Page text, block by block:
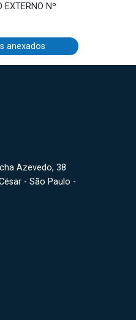
EXTERNO Nº
anexados
Azevedo, 38
- São Paulo -